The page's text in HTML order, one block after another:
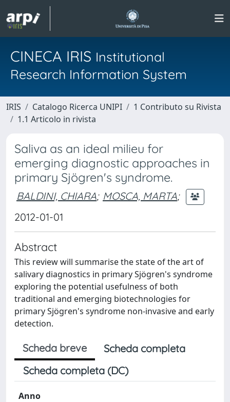
CINECA IRIS Institutional
Research Information System
IRIS Catalogo Ricerca UNIPI
1 Contributo su Rivista
1.1 Articolo in rivista
Saliva as an ideal milieu for
emerging diagnostic approaches in
primary Sjögren's syndrome.
BALDINI, CHIARA; MOSCA, MARTA;
2012-01-01
Abstract
This review will summarise the state of the art of
salivary diagnostics in primary Sjögren's syndrome
exploring the potential usefulness of both
traditional and emerging biotechnologies for
primary Sjögren's syndrome non-invasive and early
detection.
Scheda breve
Scheda completa
Scheda completa (DC)
Anno